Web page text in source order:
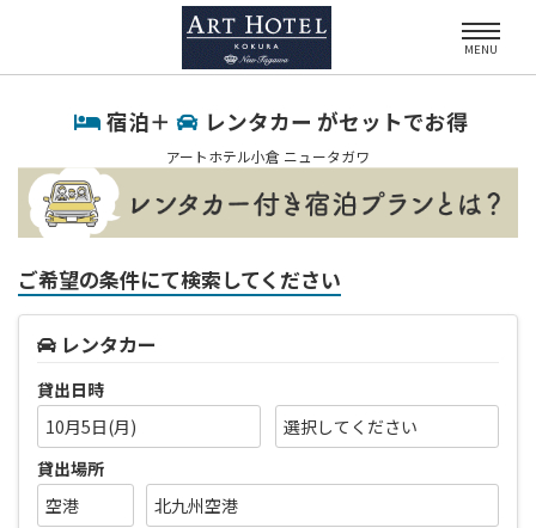
MENU
宿泊＋ レンタカー がセットでお得
アートホテル小倉 ニュータガワ
ご希望の条件にて検索してください
レンタカー
貸出日時
10月5日(月)
貸出場所